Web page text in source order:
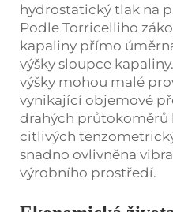
hydrostatický tlak na
Podle Torricelliho
kapaliny přímo
výšky sloupce
výšky mohou malé
vynikající objemové
drahých průtokoměrů
citlivých
snadno ovlivněna
výrobního prostředí.